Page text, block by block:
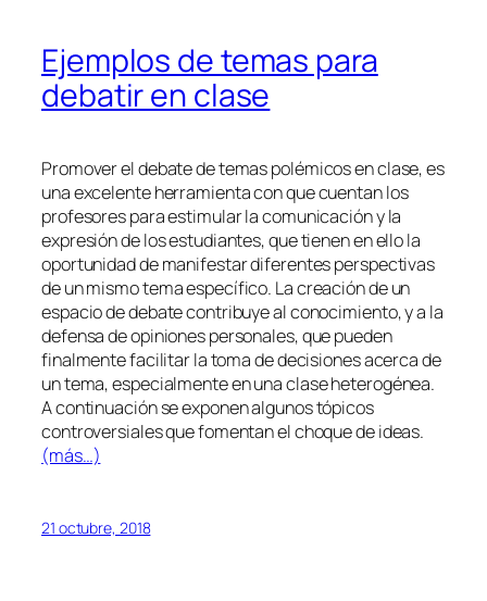
Ejemplos de temas para
debatir en clase
Promover el debate de temas polémicos en clase, es
una excelente herramienta con que cuentan los
profesores para estimular la comunicación y la
expresión de los estudiantes, que tienen en ello la
oportunidad de manifestar diferentes perspectivas
de un mismo tema específico. La creación de un
espacio de debate contribuye al conocimiento, y a la
defensa de opiniones personales, que pueden
finalmente facilitar la toma de decisiones acerca de
un tema, especialmente en una clase heterogénea.
A continuación se exponen algunos tópicos
controversiales que fomentan el choque de ideas.
(más…)
21 octubre, 2018